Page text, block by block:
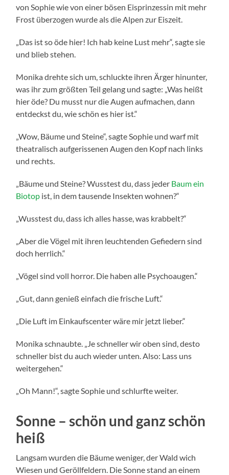
von Sophie wie von einer bösen Eisprinzessin mit mehr
Frost überzogen wurde als die Alpen zur Eiszeit.
„Das ist so öde hier! Ich hab keine Lust mehr“, sagte sie
und blieb stehen.
Monika drehte sich um, schluckte ihren Ärger hinunter,
was ihr zum größten Teil gelang und sagte: „Was heißt
hier öde? Du musst nur die Augen aufmachen, dann
entdeckst du, wie schön es hier ist.“
„Wow, Bäume und Steine“, sagte Sophie und warf mit
theatralisch aufgerissenen Augen den Kopf nach links
und rechts.
„Bäume und Steine? Wusstest du, dass jeder Baum ein
Biotop ist, in dem tausende Insekten wohnen?“
„Wusstest du, dass ich alles hasse, was krabbelt?“
„Aber die Vögel mit ihren leuchtenden Gefiedern sind
doch herrlich.“
„Vögel sind voll horror. Die haben alle Psychoaugen.“
„Gut, dann genieß einfach die frische Luft.“
„Die Luft im Einkaufscenter wäre mir jetzt lieber.“
Monika schnaubte. „Je schneller wir oben sind, desto
schneller bist du auch wieder unten. Also: Lass uns
weitergehen.“
„Oh Mann!“, sagte Sophie und schlurfte weiter.
Sonne – schön und ganz schön
heiß
Langsam wurden die Bäume weniger, der Wald wich
Wiesen und Geröllfeldern. Die Sonne stand an einem